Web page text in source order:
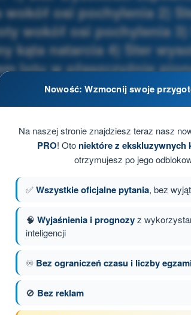
osi pochylenia 2)
wokół osi pochylenia 3)
kąta natarcia 4) Ster
lotu w płaszczyźnie
- świadectwo pilota BSP (STS-01/STS-02)
Pytanie 30 z 82
Nowość: Wzmocnij swoje
Na naszej stronie znajdziesz teraz nasz
PRO! Oto niektóre z ekskluzywnych
otrzymujesz po jego
✅Wszystkie oficjalne pytania, bez
🧠 Wyjaśnienia i prognozyz
inteligencji
♾️ Bez ograniczeń czasu i liczby
🚫 Bez reklam